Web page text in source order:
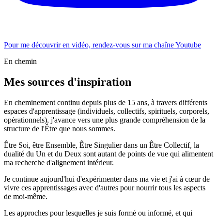
Pour me découvrir en vidéo, rendez-vous sur ma chaîne Youtube
En chemin
Mes sources d'inspiration
En cheminement continu depuis plus de 15 ans, à travers différents
espaces d'apprentissage (individuels, collectifs, spirituels, corporels,
opérationnels), j'avance vers une plus grande compréhension de la
structure de l'Être que nous sommes.
Être Soi, être Ensemble, Être Singulier dans un Être Collectif, la
dualité du Un et du Deux sont autant de points de vue qui alimentent
ma recherche d'alignement intérieur.
Je continue aujourd'hui d'expérimenter dans ma vie et j'ai à cœur de
vivre ces apprentissages avec d'autres pour nourrir tous les aspects
de moi-même.
Les approches pour lesquelles je suis formé ou informé, et qui